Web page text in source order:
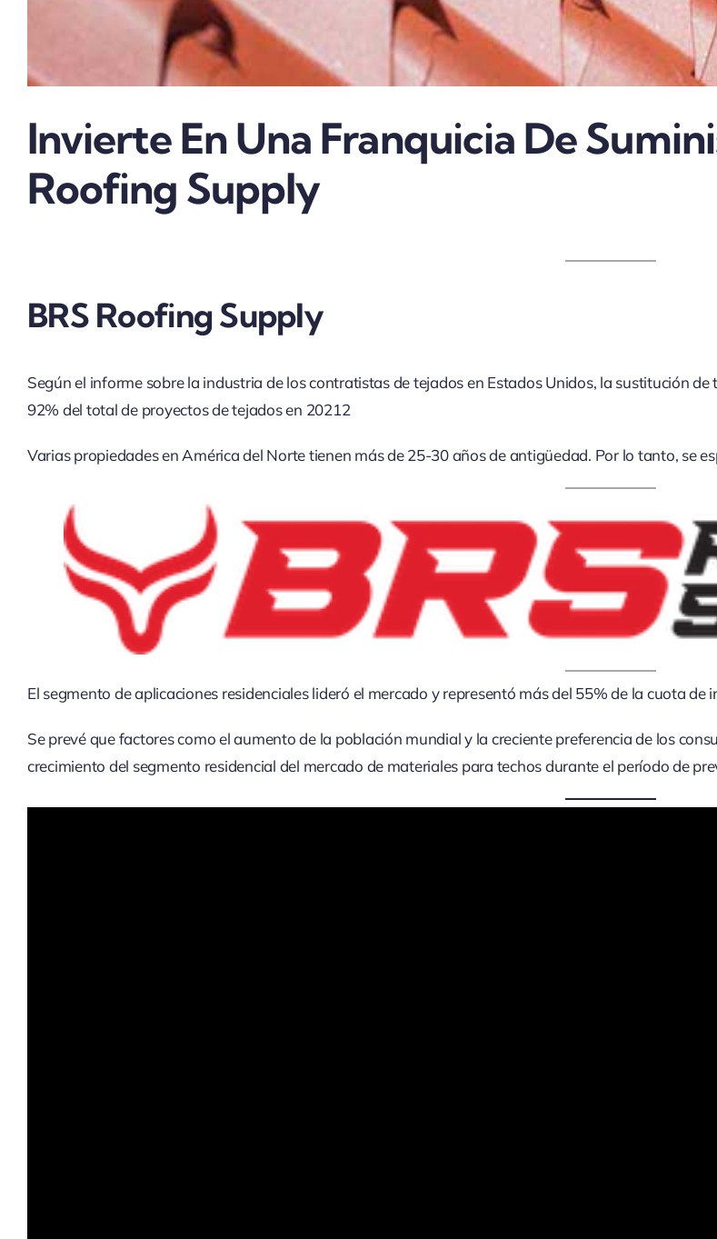
Invierte En Una Franquicia De
Roofing Supply
BRS Roofing Supply
Según el informe sobre la industria de los contratistas de tejados en Estados Unidos, la sustitución
92% del total de proyectos de tejados en 20212
Varias propiedades en América del Norte tienen más de 25-30 años de antigüedad. Por lo tanto, se
El segmento de aplicaciones residenciales lideró el mercado y representó más del 55% de la cuota de
Se prevé que factores como el aumento de la población mundial y la creciente preferencia de los
crecimiento del segmento residencial del mercado de materiales para techos durante el período de